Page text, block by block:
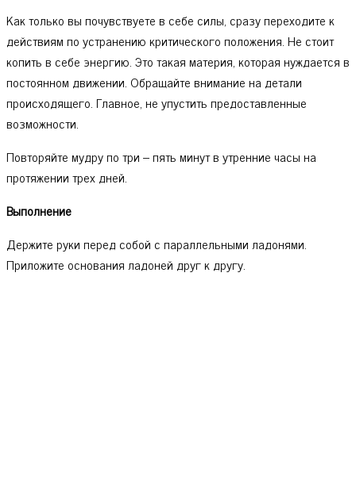
Как только вы почувствуете в себе силы, сразу переходите к
действиям по устранению критического положения. Не стоит
копить в себе энергию. Это такая материя, которая нуждается в
постоянном движении. Обращайте внимание на детали
происходящего. Главное, не упустить предоставленные
возможности.
Повторяйте мудру по три – пять минут в утренние часы на
протяжении трех дней.
Выполнение
Держите руки перед собой с параллельными ладонями.
Приложите основания ладоней друг к другу.